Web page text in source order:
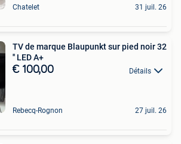
Chatelet 31 juil. 26
TV de marque Blaupunkt sur pied noir 32
'' LED A+
€ 100,00 Détails
Rebecq-Rognon 27 juil. 26